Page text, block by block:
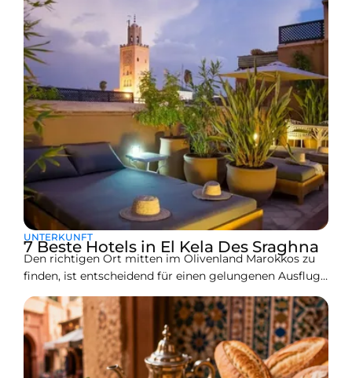
die nach Hotels in der Medina von
UNTERKUNFT
7 Beste Hotels in El Kela Des Sraghna
Den richtigen Ort mitten im Olivenland Marokkos zu
finden, ist entscheidend für einen gelungenen Ausflug.
Während El Kelaa des Sraghna für seine riesigen Haine
und traditionellen Vibes bekannt ist, ist die Hotelszene
eine Mischung aus klassischen Stadtwahrzeichen und
neuen, modernen Apartments. Egal, ob Sie zwischen
Marrakech und dem zentralen marokkanischen